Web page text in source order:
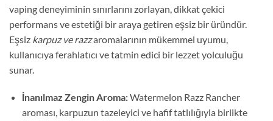
vaping deneyiminin sınırlarını zorlayan, dikkat çekici
performans ve estetiği bir araya getiren eşsiz bir üründür.
Eşsiz karpuz ve razzaromalarının mükemmel uyumu,
kullanıcıya ferahlatıcı ve tatmin edici bir lezzet yolculuğu
sunar.
İnanılmaz Zengin Aroma:Watermelon Razz Rancher
aroması, karpuzun tazeleyici ve hafif tatlılığıyla birlikte